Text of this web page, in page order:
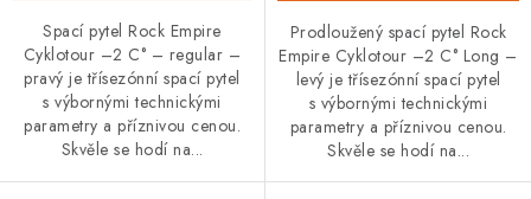
Spací pytel Rock Empire
Cyklotour –2 C° – regular –
pravý je třísezónní spací pytel
s výbornými technickými
parametry a příznivou cenou.
Skvěle se hodí na...
Prodloužený spací pytel Rock
Empire Cyklotour –2 C° Long –
levý je třísezónní spací pytel
s výbornými technickými
parametry a příznivou cenou.
Skvěle se hodí na...